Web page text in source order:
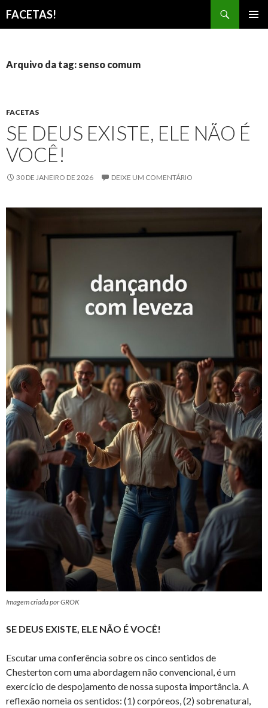
FACETAS!
CONTEÚDO
Arquivo da tag: senso comum
FACETAS
SE DEUS EXISTE, ELE NÃO É
VOCÊ!
30 DE JANEIRO DE 2026 DEIXE UM COMENTÁRIO
Imagem criada por GROK
SE DEUS EXISTE, ELE NÃO É VOCÊ!
Escutar uma conferência sobre os cinco sentidos de
Chesterton com uma abordagem não convencional, é um
exercício de despojamento de nossa suposta importância. A
reflexão nomeia os sentidos: (1) corpóreos, (2) sobrenatural,